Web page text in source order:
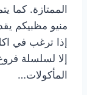
الممتازة. كما
منيو مظبيكم
إذا ترغب في
إلا لسلسلة
المأكولات…